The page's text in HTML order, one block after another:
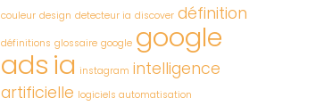
couleur design detecteur ia discover définition
définitions glossaire google google
adsia instagram intelligence
artificielle logiciels automatisation